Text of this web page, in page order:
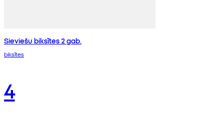
Sieviešu biksītes 2 gab.
biksītes
4